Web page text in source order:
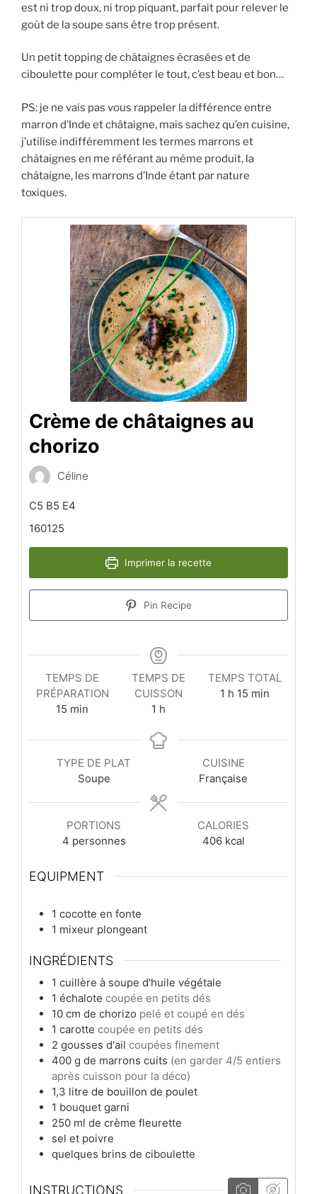
est ni trop doux, ni trop piquant, parfait pour relever le
goût de la soupe sans être trop présent.
Un petit topping de châtaignes écrasées et de
ciboulette pour compléter le tout, c’est beau et bon…
PS: je ne vais pas vous rappeler la différence entre
marron d’Inde et châtaigne, mais sachez qu’en cuisine,
j’utilise indifféremment les termes marrons et
châtaignes en me référant au même produit, la
châtaigne, les marrons d’Inde étant par nature
toxiques.
Crème de châtaignes au
chorizo
Céline
C5 B5 E4
160125
Imprimer la recette
Pin Recipe
TEMPS DE
PRÉPARATION
15 minutes
min
TEMPS DE
CUISSON
1 heure
h
TEMPS TOTAL
1 heure
h 15 minutes
min
TYPE DE PLAT
Soupe
CUISINE
Française
PORTIONS
4 personnes
CALORIES
406 kcal
EQUIPMENT
1 cocotte en fonte
1 mixeur plongeant
INGRÉDIENTS
1 cuillère à soupe d'huile végétale
1 échalote coupée en petits dés
10 cm de chorizo pelé et coupé en dés
1 carotte coupée en petits dés
2 gousses d'ail coupées finement
400 g de marrons cuits (en garder 4/5 entiers
après cuisson pour la déco)
1,3 litre de bouillon de poulet
1 bouquet garni
250 ml de crème fleurette
sel et poivre
quelques brins de ciboulette
INSTRUCTIONS